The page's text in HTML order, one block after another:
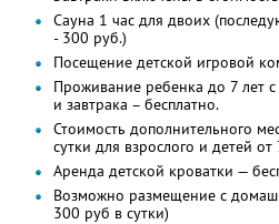
Сауна 1 час для двоих
- 300 руб.)
Посещение детской игровой
Проживание ребенка до 7 лет
и завтрака – бесплатно.
Стоимость дополнительного
сутки для взрослого и детей от
Аренда детской кроватки —
Возможно размещение с
300 руб в сутки)